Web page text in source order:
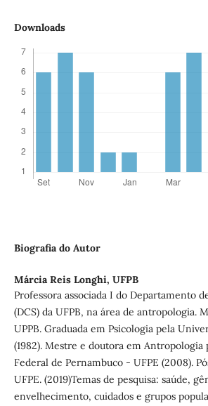
Downloads
Biografia do Autor
Márcia Reis Longhi, UFPB
Professora associada I do Departamento
(DCS) da UFPB, na área de antropologia.
UPPB. Graduada em Psicologia pela
(1982). Mestre e doutora em Antropologia
Federal de Pernambuco - UFPE (2008).
UFPE. (2019)Temas de pesquisa: saúde,
envelhecimento, cuidados e grupos